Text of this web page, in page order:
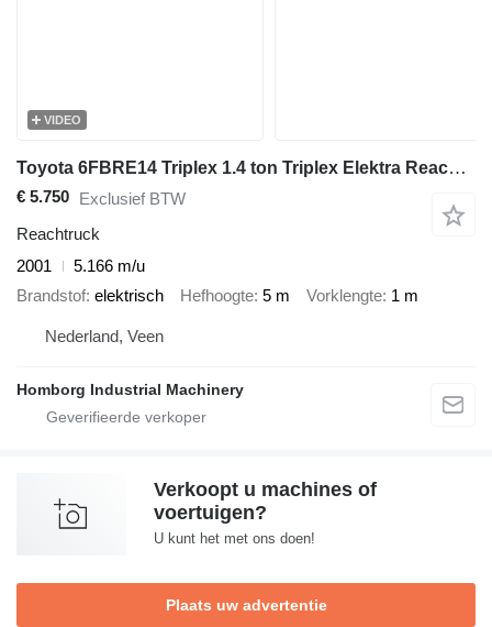
VIDEO
Toyota 6FBRE14 Triplex 1.4 ton Triplex Elektra Reachtruck
€ 5.750 Exclusief BTW
Reachtruck
2001
5.166 m/u
Brandstof elektrisch Hefhoogte 5 m Vorklengte 1 m
Nederland, Veen
Homborg Industrial Machinery
Verkoopt u machines of
voertuigen?
U kunt het met ons doen!
Plaats uw advertentie